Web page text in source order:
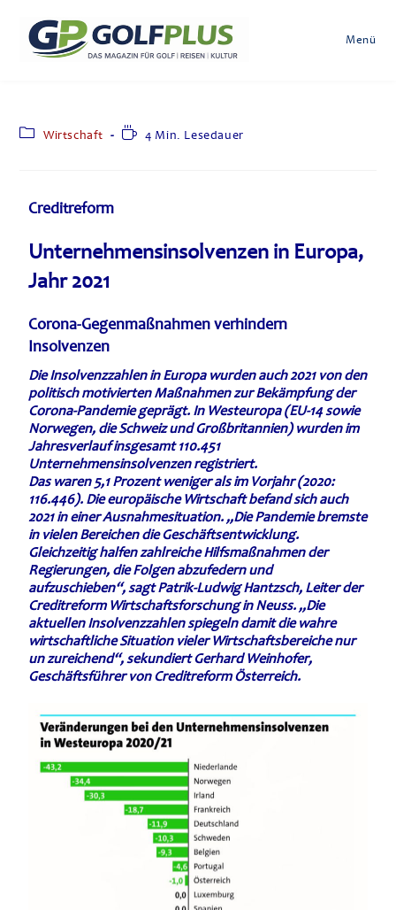
Menü
Wirtschaft 4 Min. Lesedauer
Creditreform
Unternehmensinsolvenzen in Europa,
Jahr 2021
Corona-Gegenmaßnahmen verhindern
Insolvenzen
DieInsolvenzzahlen in Europa wurden auch 2021 von den
politisch motivierten Maßnahmen zur Bekämpfung der
Corona-Pandemie geprägt. In Westeuropa (EU-14 sowie
Norwegen, die Schweiz und Großbritannien) wurden im
Jahresverlauf insgesamt 110.451
Unternehmensinsolvenzen registriert.
Das waren 5,1 Prozent weniger als im Vorjahr (2020:
116.446). Die europäische Wirtschaft befand sich auch
2021 in einer Ausnahmesituation. „Die Pandemie bremste
in vielen Bereichen die Geschäftsentwicklung.
Gleichzeitig halfen zahlreiche Hilfsmaßnahmen der
Regierungen, die Folgen abzufedern und
aufzuschieben“, sagt Patrik-Ludwig Hantzsch, Leiter der
Creditreform Wirtschaftsforschung in Neuss. „Die
aktuellen Insolvenzzahlen spiegeln damit die wahre
wirtschaftliche Situation vieler Wirtschaftsbereiche nur
un zureichend“, sekundiert Gerhard Weinhofer,
Geschäftsführer von Creditreform Österreich.